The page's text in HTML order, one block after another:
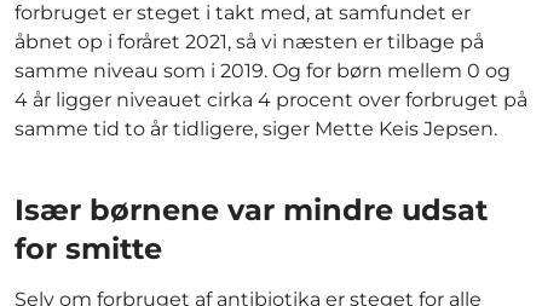
forbruget er steget i takt med, at samfundet er
åbnet op i foråret 2021, så vi næsten er tilbage på
samme niveau som i 2019. Og for børn mellem 0 og
4 år ligger niveauet cirka 4 procent over forbruget på
samme tid to år tidligere, siger Mette Keis Jepsen.
Især børnene var mindre udsat
for smitte
Selv om forbruget af antibiotika er steget for alle